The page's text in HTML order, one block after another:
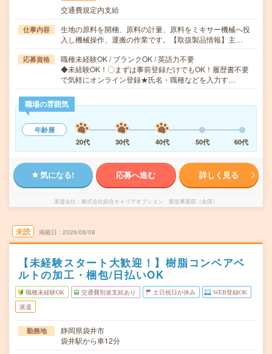
交通費規定内支給
仕事内容
生地の原料を開梱、原料の計量、原料をミキサー機械へ投
入し機械操作、運搬の作業です。【取扱製品情報】主…
応募資格
職種未経験OK / ブランクOK / 英語力不要
◆未経験OK！〇まずは事前登録だけでもOK！履歴書不要
で気軽にオンライン登録★氏名・職種などを入力す…
職場の雰囲気
年齢層
20代
30代 40代 50代 60代
気になる! 応募へ進む 詳しく見る
派遣会社 株式会社綜合キャリアオプション 製造事業部（全国）
未読 掲載日 2026/08/08
【未経験スタート大歓迎！】樹脂コンベアベ
ルトの加工・梱包/日払いOK
職種未経験OK 交通費別途支給あり 土日祝日が休み WEB登録OK
派遣
勤務地
静岡県袋井市
袋井駅から車12分